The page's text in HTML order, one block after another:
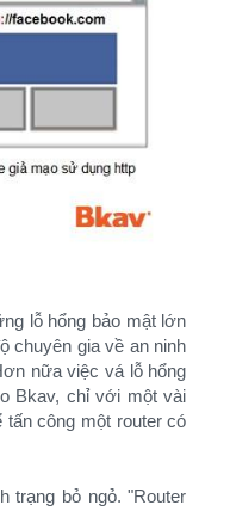
lỗ hổng bảo mật lớn
chuyên gia về an ninh
nữa việc vá lỗ hổng
Bkav, chỉ với một vài
công một router có
trạng bỏ ngỏ. "Router